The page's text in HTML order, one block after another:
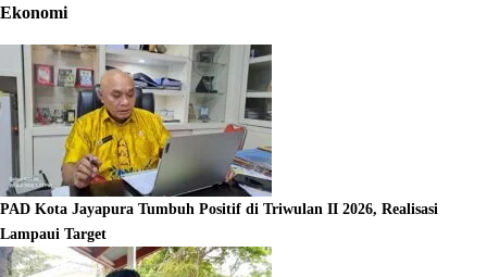
Ekonomi
PAD Kota Jayapura Tumbuh Positif di Triwulan II 2026, Realisasi
Lampaui Target